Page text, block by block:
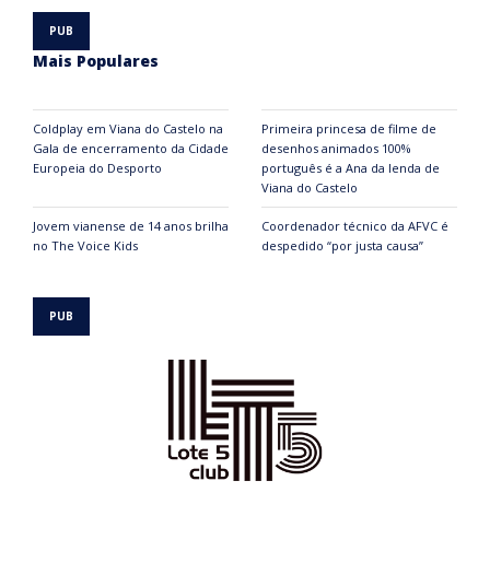
Mais Populares
Coldplay em Viana do Castelo na
Gala de encerramento da Cidade
Europeia do Desporto
Primeira princesa de filme de
desenhos animados 100%
português é a Ana da lenda de
Viana do Castelo
Jovem vianense de 14 anos brilha
no The Voice Kids
Coordenador técnico da AFVC é
despedido “por justa causa”